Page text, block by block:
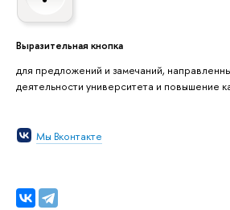
Выразительная кнопка
для предложений и замечаний,
деятельности университета и повышение
Мы Вконтакте